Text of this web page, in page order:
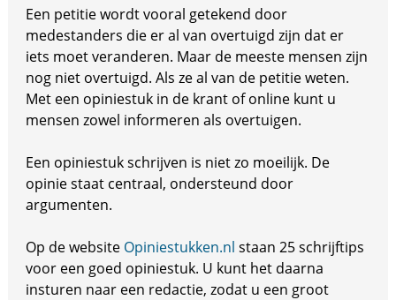
Een petitie wordt vooral getekend door
medestanders die er al van overtuigd zijn dat er
iets moet veranderen. Maar de meeste mensen zijn
nog niet overtuigd. Als ze al van de petitie weten.
Met een opiniestuk in de krant of online kunt u
mensen zowel informeren als overtuigen.
Een opiniestuk schrijven is niet zo moeilijk. De
opinie staat centraal, ondersteund door
argumenten.
Op de website Opiniestukken.nl staan 25 schrijftips
voor een goed opiniestuk. U kunt het daarna
insturen naar een redactie, zodat u een groot